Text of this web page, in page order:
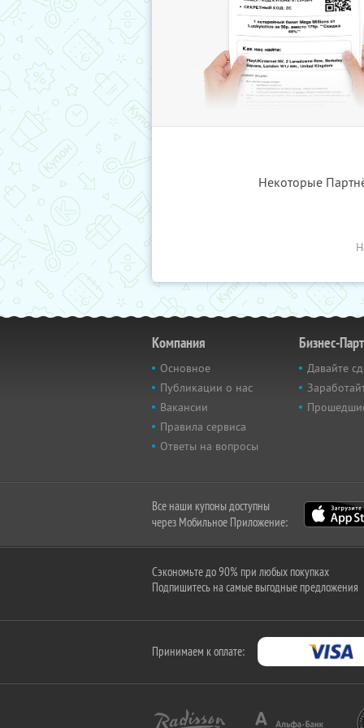
Некоторые
Компания
Основное
Публикации о нас
Вакансии
Правила сервиса
Ответы на вопросы
Бизнес-
Давайте
Все наши купоны доступны
через Мобильное Приложение:
Сэкономьте до 90% при любых покупках
Подпишитесь на самые выгодные предложения
Принимаем к оплате: